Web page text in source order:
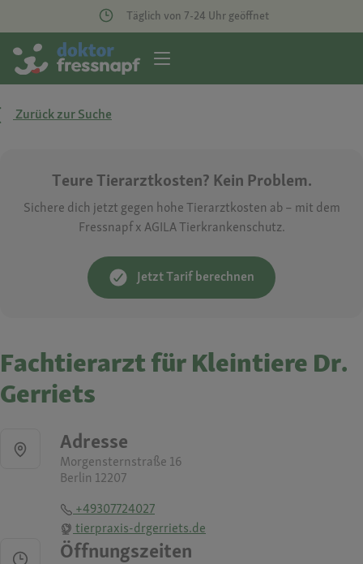
Täglich von 7-24 Uhr geöffnet
Zurück zur Suche
Teure Tierarztkosten? Kein Problem.
Sichere dich jetzt gegen hohe Tierarztkosten ab – mit dem
Fressnapf x AGILA Tierkrankenschutz.
Jetzt Tarif berechnen
Fachtierarzt für Kleintiere Dr.
Gerriets
Adresse
Morgensternstraße 16
Berlin 12207
+49307724027
tierpraxis-drgerriets.de
Öffnungszeiten